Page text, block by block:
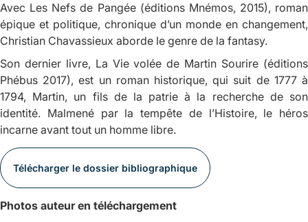
Avec Les Nefs de Pangée (éditions Mnémos, 2015), roman
épique et politique, chronique d’un monde en changement,
Christian Chavassieux aborde le genre de la fantasy.
Son dernier livre, La Vie volée de Martin Sourire (éditions
Phébus 2017), est un roman historique, qui suit de 1777 à
1794, Martin, un fils de la patrie à la recherche de son
identité. Malmené par la tempête de l’Histoire, le héros
incarne avant tout un homme libre.
Télécharger le dossier bibliographique
Photos auteur en téléchargement